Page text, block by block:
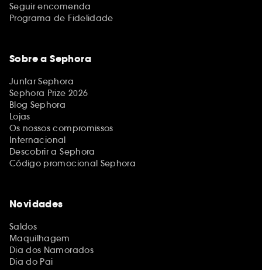
Seguir encomenda
Programa de Fidelidade
Sobre a Sephora
Juntar Sephora
Sephora Prize 2026
Blog Sephora
Lojas
Os nossos compromissos
Internacional
Descobrir a Sephora
Código promocional Sephora
Novidades
Saldos
Maquilhagem
Dia dos Namorados
Dia do Pai